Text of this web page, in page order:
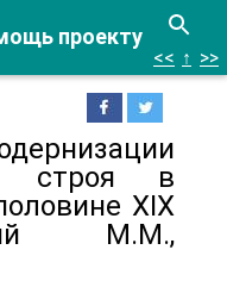
проекту
<< ↑ >>
строя в
XIX
М.М.,